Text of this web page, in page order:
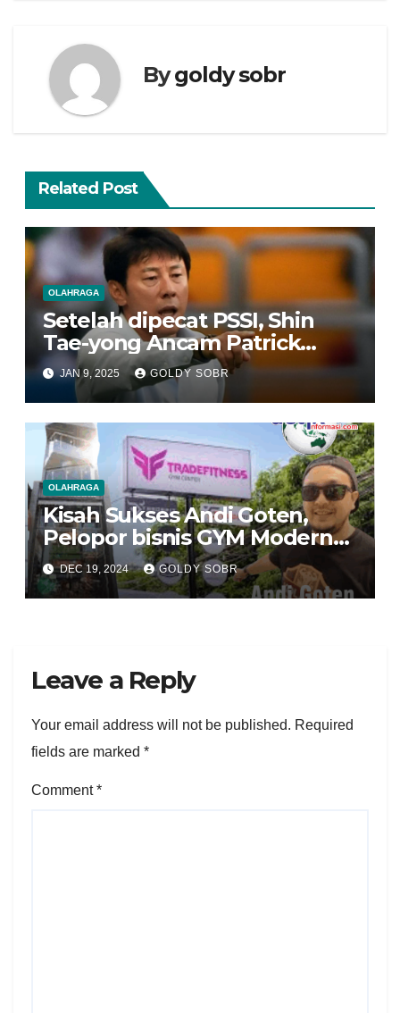
Bygoldy sobr
Related Post
OLAHRAGA
Setelah dipecat PSSI, Shin
Tae-yong Ancam Patrick
Kluivert dan Timnas
Indonesia.
JAN 9, 2025 GOLDY SOBR
OLAHRAGA
Kisah Sukses Andi Goten,
Pelopor bisnis GYM Modern
bernama TRADEFIT.
DEC 19, 2024 GOLDY SOBR
Leave a Reply
Your email address will not be published. Required
fields are marked *
Comment*